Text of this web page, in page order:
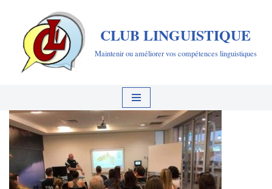
Aller
contenu
CLUB LINGUISTIQUE
Maintenir ou améliorer vos compétences linguistiques